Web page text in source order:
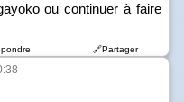
ou continuer à faire
🔗Partager